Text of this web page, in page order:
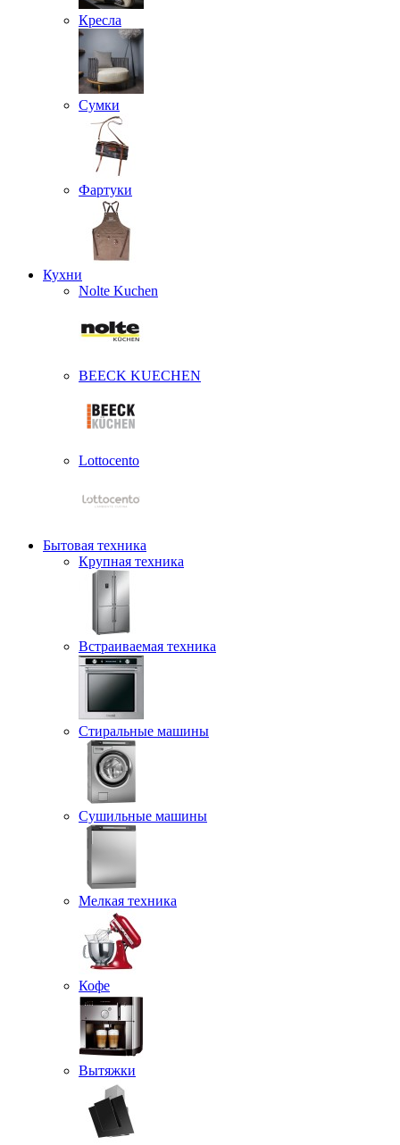
Кресла
Сумки
Фартуки
Кухни
Nolte Kuchen
BEECK KUECHEN
Lottocento
Бытовая техника
Крупная техника
Встраиваемая техника
Стиральные машины
Сушильные машины
Мелкая техника
Кофе
Вытяжки